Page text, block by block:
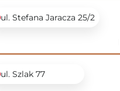
ul. Stefana Jaracza 25/2
ul. Szlak 77